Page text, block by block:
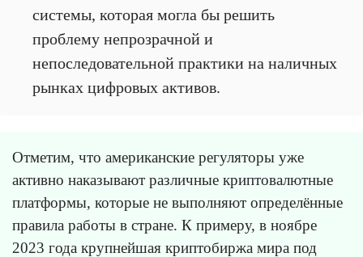
системы, которая могла бы решить
проблему непрозрачной и
непоследовательной практики на наличных
рынках цифровых активов.
Отметим, что американские регуляторы уже
активно наказывают различные криптовалютные
платформы, которые не выполняют определённые
правила работы в стране. К примеру, в ноябре
2023 года крупнейшая криптобиржа мира под